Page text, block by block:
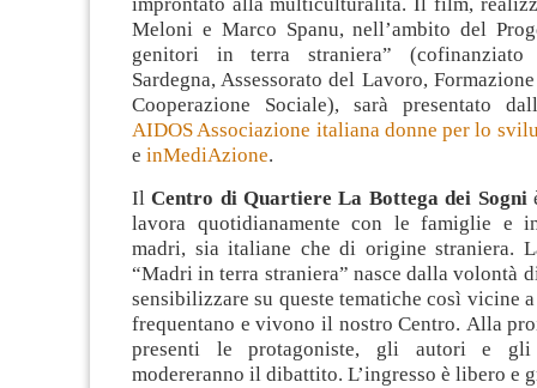
Meloni e Marco Spanu, nell’ambito del
genitori in terra straniera” (cofinanziato
Sardegna, Assessorato del Lavoro,
Cooperazione Sociale), sarà presentato
AIDOS Associazione italiana donne per lo
e inMediAzione.
IlCentro di Quartiere La Bottega dei Sogni
lavora quotidianamente con le famiglie e
madri, sia italiane che di origine straniera.
“Madri in terra straniera” nasce dalla volontà
sensibilizzare su queste tematiche così vicine
frequentano e vivono il nostro Centro. Alla
presenti le protagoniste, gli autori e gli
modereranno il dibattito. L’ingresso è libero e